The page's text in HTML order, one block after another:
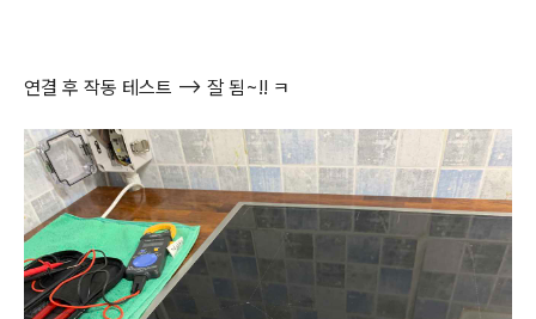
연결 후 작동 테스트 —-> 잘 됨~!! ㅋ